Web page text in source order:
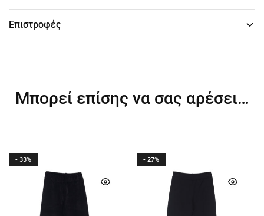
Επιστροφές
Μπορεί επίσης να σας αρέσει…
- 33% - 27%